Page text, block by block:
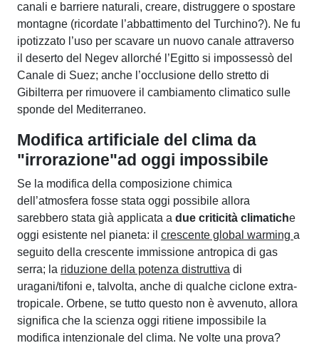
canali e barriere naturali, creare, distruggere o spostare
montagne (ricordate l’abbattimento del Turchino?). Ne fu
ipotizzato l’uso per scavare un nuovo canale attraverso
il deserto del Negev allorché l’Egitto si impossessò del
Canale di Suez; anche l’occlusione dello stretto di
Gibilterra per rimuovere il cambiamento climatico sulle
sponde del Mediterraneo.
Modifica artificiale del clima da
"irrorazione"ad oggi impossibile
Se la modifica della composizione chimica
dell’atmosfera fosse stata oggi possibile allora
sarebbero stata già applicata a due criticità climatiche
oggi esistente nel pianeta: il crescente global warming a
seguito della crescente immissione antropica di gas
serra; la riduzione della potenza distruttiva di
uragani/tifoni e, talvolta, anche di qualche ciclone extra-
tropicale. Orbene, se tutto questo non è avvenuto, allora
significa che la scienza oggi ritiene impossibile la
modifica intenzionale del clima. Ne volte una prova?